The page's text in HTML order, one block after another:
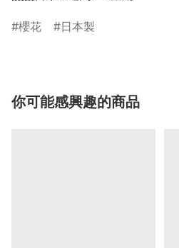
櫻花 日本製
你可能感興趣的商品